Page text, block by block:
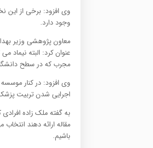
وی افزود: برخی از این
وجود دارد.
معاون پژوهشی وزیر
عنوان کرد: البته نیماد
مجرب که در سطح
وی افزود: در کنار
اجرایی شدن تربیت
به گفته ملک زاده
مقاله ارائه دهند
باشیم.